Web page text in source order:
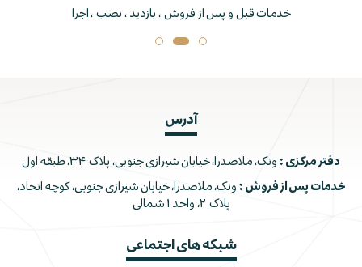
خدمات قبل و پس از فروش ، بازدید ، نصب ، اجرا
آدرس
دفتر مرکزی : ونک، ملاصدرا، خیابان شیرازی جنوبی، پلاک ۳۴، طبقه اول
خدمات پس از فروش : ونک، ملاصدرا، خیابان شیرازی جنوبی، کوچه اتحاد،
پلاک ۲، واحد ۱ شمالی
شبکه های اجتماعی